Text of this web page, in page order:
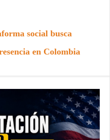
social busca
en Colombia
de las comunidades
de monetización
del país.